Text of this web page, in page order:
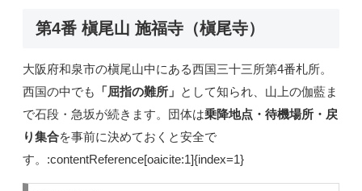
第4番 槇尾山 施福寺（槇尾寺）
大阪府和泉市の槇尾山中にある西国三十三所第4番札所。
西国の中でも
「屈指の難所」 として知られ、山上の伽藍ま
で石段・急坂が続きます。団体は乗降地点・待機場所・戻
り集合を事前に決めておくと安全で
す。:contentReference[oaicite:1]{index=1}